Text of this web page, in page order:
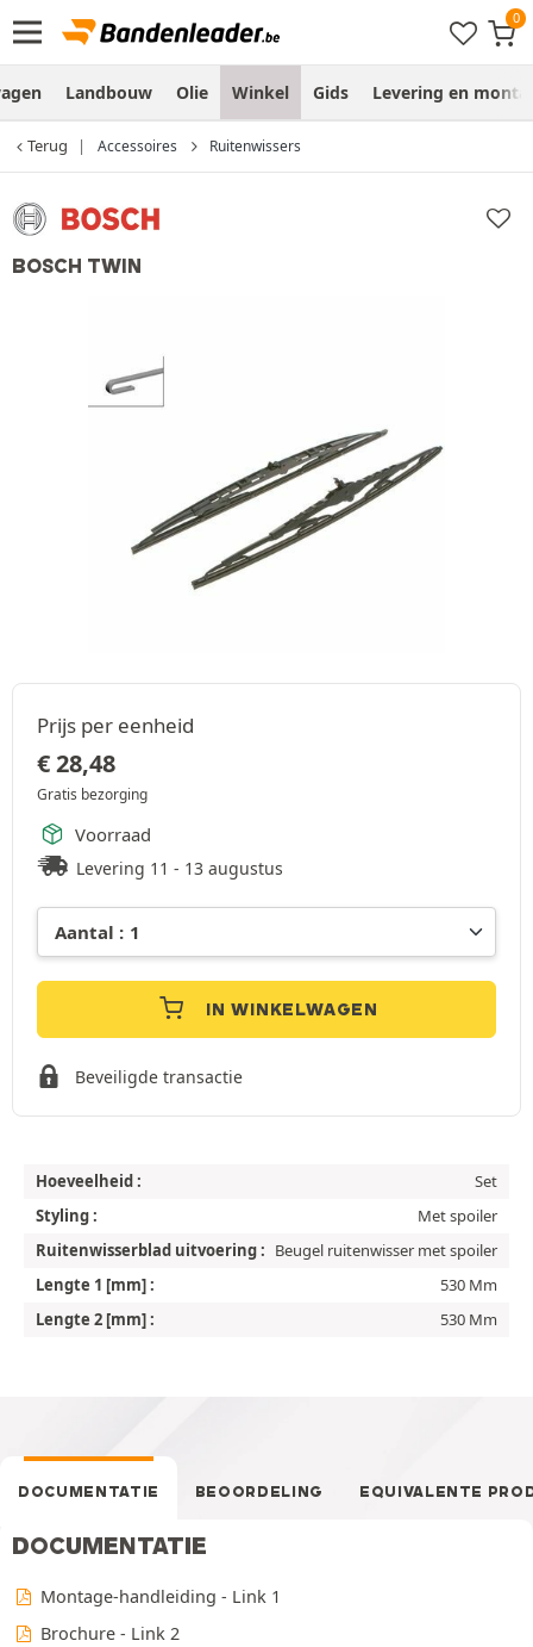
Landbouw Olie Winkel Gids Levering en
Terug Accessoires Ruitenwissers
BOSCH TWIN
Prijs per eenheid
€28,48
Gratis bezorging
Voorraad
Levering 11 - 13 augustus
IN WINKELWAGEN
Beveiligde transactie
Hoeveelheid :
Set
Styling :
Met spoiler
Ruitenwisserblad uitvoering : Beugel ruitenwisser met spoiler
Lengte 1 [mm] :
530 Mm
Lengte 2 [mm] :
530 Mm
DOCUMENTATIE BEOORDELING EQUIVALENTE
DOCUMENTATIE
Montage-handleiding - Link 1
Brochure - Link 2